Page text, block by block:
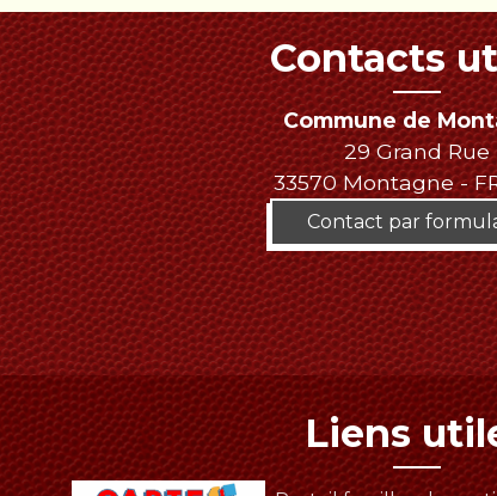
Contacts
Commune de
29 Grand Rue
33570 Montagne -
Contact par
Liens